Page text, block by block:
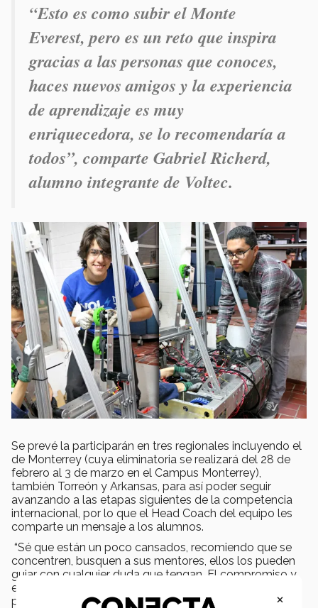
“Esto es como subir el Monte
Everest, pero es un reto que inspira
gracias a las personas que conoces,
haces nuevos amigos y la experiencia
de aprendizaje es muy
enriquecedora, se lo recomendaría a
todos”, comparte Gabriel Richerd,
alumno integrante de Voltec.
Se prevé la participarán en tres regionales incluyendo el
de Monterrey (cuya eliminatoria se realizará del 28 de
febrero al 3 de marzo en el Campus Monterrey),
también Torreón y Arkansas, para así poder seguir
avanzando a las etapas siguientes de la competencia
internacional, por lo que el Head Coach del equipo les
comparte un mensaje a los alumnos.
“Sé que están un poco cansados, recomiendo que se
concentren, busquen a sus mentores, ellos los pueden
guiar con cualquier duda que tengan. El compromiso y
el tiempo nos darán todas las herramientas necesarias
para el éxito”.
×